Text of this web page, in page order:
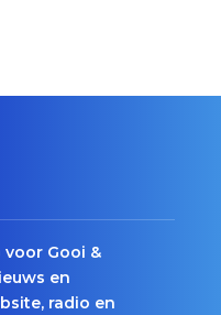
Gooi &
en
radio en